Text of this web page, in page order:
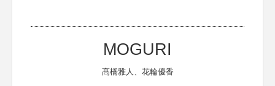
MOGURI
髙橋雅人、花輪優香